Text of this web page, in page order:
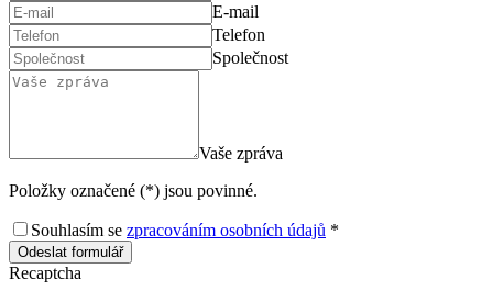
E-mail
Telefon
Společnost
Vaše zpráva
Položky označené (*) jsou povinné.
Souhlasím se zpracováním osobních údajů *
Odeslat formulář
Recaptcha